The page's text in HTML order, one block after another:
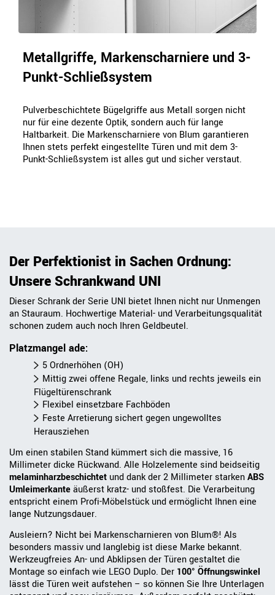
Metallgriffe, Markenscharniere und 3-
Punkt-Schließsystem
Pulverbeschichtete Bügelgriffe aus Metall sorgen nicht
nur für eine dezente Optik, sondern auch für lange
Haltbarkeit. Die Markenscharniere von Blum garantieren
Ihnen stets perfekt eingestellte Türen und mit dem 3-
Punkt-Schließsystem ist alles gut und sicher verstaut.
Der Perfektionist in Sachen Ordnung:
Unsere Schrankwand UNI
Dieser Schrank der Serie UNI bietet Ihnen nicht nur Unmengen
an Stauraum. Hochwertige Material- und Verarbeitungsqualität
schonen zudem auch noch Ihren Geldbeutel.
Platzmangel ade:
5 Ordnerhöhen (OH)
Mittig zwei offene Regale, links und rechts jeweils ein
Flügeltürenschrank
Flexibel einsetzbare Fachböden
Feste Arretierung sichert gegen ungewolltes
Herausziehen
Um einen stabilen Stand kümmert sich die massive, 16
Millimeter dicke Rückwand. Alle Holzelemente sind beidseitig
melaminharzbeschichtet und dank der 2 Millimeter starkenABS
Umleimerkanteäußerst kratz- und stoßfest. Die Verarbeitung
entspricht einem Profi-Möbelstück und ermöglicht Ihnen eine
lange Nutzungsdauer.
Ausleiern? Nicht bei Markenscharnieren von Blum®! Als
besonders massiv und langlebig ist diese Marke bekannt.
Werkzeugfreies An- und Abklipsen der Türen gestaltet die
Montage so einfach wie LEGO Duplo. Der 100° Öffnungswinkel
lässt die Türen weit aufstehen – so können Sie Ihre Unterlagen